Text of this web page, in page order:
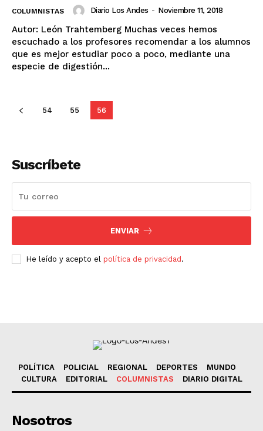
COLUMNISTAS Diario Los Andes - Noviembre 11, 2018
Autor: León Trahtemberg Muchas veces hemos
escuchado a los profesores recomendar a los alumnos
que es mejor estudiar poco a poco, mediante una
especie de digestión...
54 55 56
Suscríbete
ENVIAR
He leído y acepto el política de privacidad.
POLÍTICA POLICIAL REGIONAL DEPORTES
MUNDO
CULTURA
EDITORIAL COLUMNISTAS DIARIO DIGITAL
Nosotros